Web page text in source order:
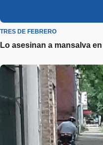
TRES DE FEBRERO
Lo asesinan a mansalva